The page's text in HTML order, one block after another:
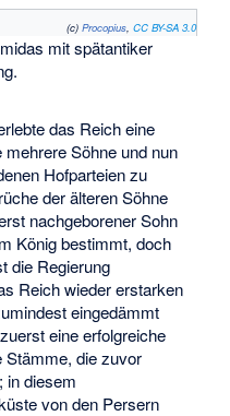
(c) Procopius, CC BY-SA 3.0
mit spätantiker
das Reich eine
Söhne und nun
Hofparteien zu
der älteren Söhne
nachgeborener Sohn
König bestimmt, doch
die Regierung
Reich wieder erstarken
eingedämmt
eine erfolgreiche
Stämme, die zuvor
in diesem
von den Persern